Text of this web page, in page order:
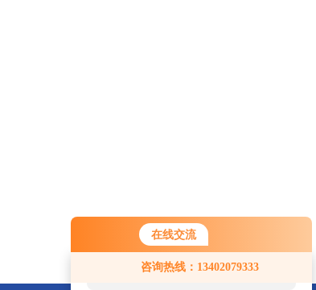
在线交流
咨询热线：13402079333
您好！欢迎前来咨询，很高兴为您
服务，请问您要咨询什么问题呢？